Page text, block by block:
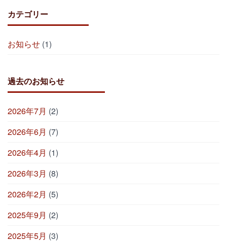
カテゴリー
お知らせ (1)
過去のお知らせ
2026年7月 (2)
2026年6月 (7)
2026年4月 (1)
2026年3月 (8)
2026年2月 (5)
2025年9月 (2)
2025年5月 (3)